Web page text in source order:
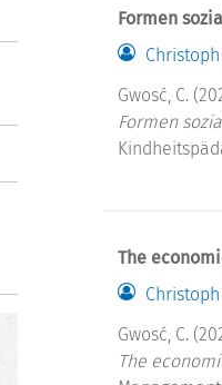
Formen
Gwosć, C.
Formen
The
Gwosć, C.
The